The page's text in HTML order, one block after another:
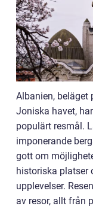
Albanien, beläget
Joniska havet,
populärt resmål.
imponerande
gott om
historiska platser
upplevelser.
av resor, allt från